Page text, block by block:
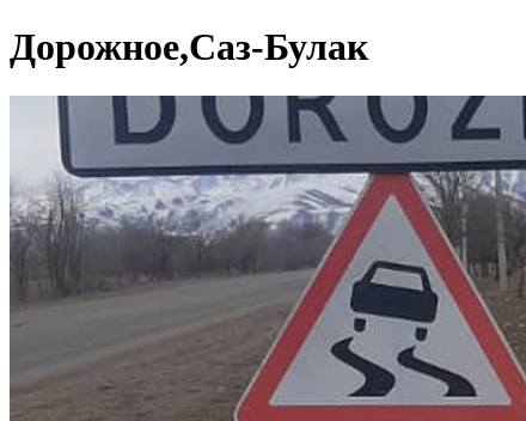
Дорожное,Саз-Булак